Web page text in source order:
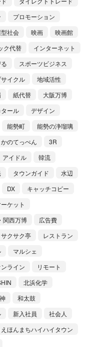
プロモーション
社会 映画
映画館
ク代替
インターネット
スポーツビジネス
イクル
地域活性
紙代替
大阪万博
タール
デザイン
能勢町
能勢の浄瑠璃
のてっぺん
3R
アイドル
韓流
タウンガイド
水辺
DX
キャッチコピー
ケット
関西万博
広告費
サクサク亭
レストラン
マルシェ
ライン
リモート
北浜化学
和太鼓
新入社員
社会人
えほんまちハイハイタウン